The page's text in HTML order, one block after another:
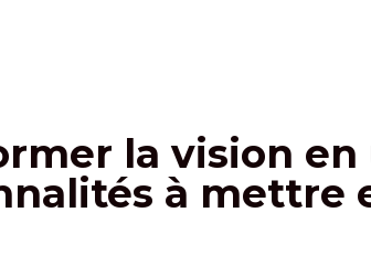
la vision en
à mettre